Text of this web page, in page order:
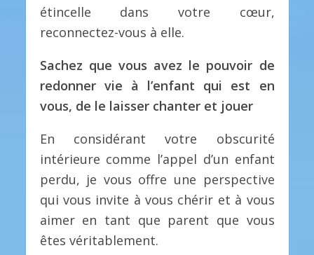
étincelle dans votre cœur,
reconnectez-vous à elle.
Sachez que vous avez le pouvoir de
redonner vie à l’enfant qui est en
vous, de le laisser chanter et jouer
En considérant votre obscurité
intérieure comme l’appel d’un enfant
perdu, je vous offre une perspective
qui vous invite à vous chérir et à vous
aimer en tant que parent que vous
êtes véritablement.